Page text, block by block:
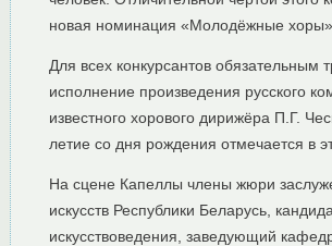
новая номинация «Молодёжные хоры».
Для всех конкурсантов обязательным
исполнение произведения русского
известного хорового дирижёра П.Г.
летие со дня рождения отмечается в
На сцене Капеллы члены жюри
искусств Республики Беларусь,
искусствоведения, заведующий